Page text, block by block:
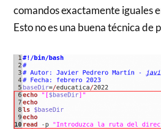
comandos exactamente iguales
Esto no es una buena técnica de